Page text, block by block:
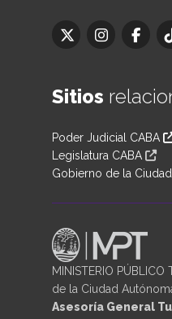
Sitios
Poder Judicial CABA
Legislatura CABA
Gobierno de la Ciudad
MINISTERIO
de la Ciudad
Asesoría General